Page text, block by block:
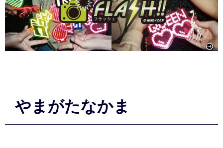
やまがたなかま